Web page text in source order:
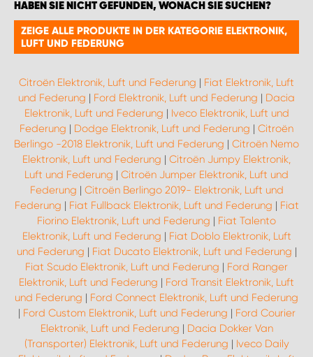
HABEN SIE NICHT GEFUNDEN, WONACH SIE SUCHEN?
ZEIGE ALLE PRODUKTE IN DER KATEGORIE ELEKTRONIK,
LUFT UND FEDERUNG
Citroën Elektronik, Luft und Federung | Fiat Elektronik, Luft
und Federung | Ford Elektronik, Luft und Federung | Dacia
Elektronik, Luft und Federung | Iveco Elektronik, Luft und
Federung | Dodge Elektronik, Luft und Federung | Citroën
Berlingo -2018 Elektronik, Luft und Federung | Citroën Nemo
Elektronik, Luft und Federung | Citroën Jumpy Elektronik,
Luft und Federung | Citroën Jumper Elektronik, Luft und
Federung | Citroën Berlingo 2019- Elektronik, Luft und
Federung | Fiat Fullback Elektronik, Luft und Federung | Fiat
Fiorino Elektronik, Luft und Federung | Fiat Talento
Elektronik, Luft und Federung | Fiat Doblo Elektronik, Luft
und Federung | Fiat Ducato Elektronik, Luft und Federung |
Fiat Scudo Elektronik, Luft und Federung | Ford Ranger
Elektronik, Luft und Federung | Ford Transit Elektronik, Luft
und Federung | Ford Connect Elektronik, Luft und Federung
| Ford Custom Elektronik, Luft und Federung | Ford Courier
Elektronik, Luft und Federung | Dacia Dokker Van
(Transporter) Elektronik, Luft und Federung | Iveco Daily